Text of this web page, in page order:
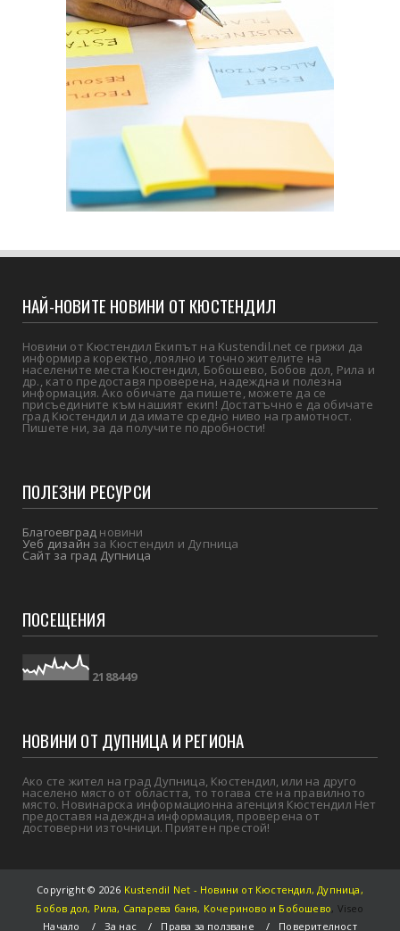
НАЙ-НОВИТЕ НОВИНИ ОТ КЮСТЕНДИЛ
Новини от Кюстендил Екипът на Kustendil.net се грижи да
информира коректно, лоялно и точно жителите на
населените места Кюстендил, Бобошево, Бобов дол, Рила и
др., като предоставя проверена, надеждна и полезна
информация. Ако обичате да пишете, можете да се
присъедините към нашият екип! Достатъчно е да обичате
град Кюстендил и да имате средно ниво на грамотност.
Пишете ни, за да получите подробности!
ПОЛЕЗНИ РЕСУРСИ
Благоевград новини
Уеб дизайнза Кюстендил и Дупница
Сайт за град Дупница
ПОСЕЩЕНИЯ
21 88449
НОВИНИ ОТ ДУПНИЦА И РЕГИОНА
Ако сте жител на град Дупница, Кюстендил, или на друго
населено място от областта, то тогава сте на правилното
място. Новинарска информационна агенция Кюстендил Нет
предоставя надеждна информация, проверена от
достоверни източници. Приятен престой!
Copyright © 2026 Kustendil Net - Новини от Кюстендил, Дупница,
Бобов дол, Рила, Сапарева баня, Кочериново и Бобошево, Viseo
Начало
За нас Права за ползване Поверителност